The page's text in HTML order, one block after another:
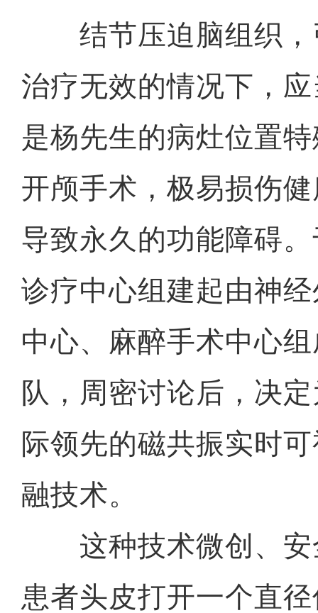
结节压迫脑组织，
治疗无效的情况下，
是杨先生的病灶位置
开颅手术，极易损伤
导致永久的功能障碍
诊疗中心组建起由神
中心、麻醉手术中心
队，周密讨论后，决
际领先的磁共振实时
融技术。
这种技术微创、安
患者头皮打开一个直